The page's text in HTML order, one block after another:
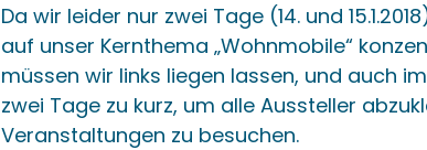
Da wir leider nur zwei Tage (14. und
auf unser Kernthema „Wohnmobile“
müssen wir links liegen lassen, und auch
zwei Tage zu kurz, um alle Aussteller
Veranstaltungen zu besuchen.